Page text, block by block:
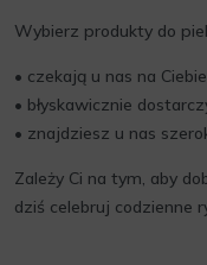
Wybierz produkty do
• czekają u nas na
• błyskawicznie
• znajdziesz u nas
Zależy Ci na tym, aby
dziś celebruj codzienne